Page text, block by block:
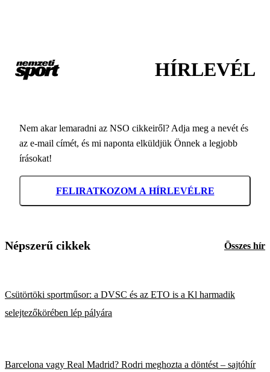
HÍRLEVÉL
Nem akar lemaradni az NSO cikkeiről? Adja meg a nevét és
az e-mail címét, és mi naponta elküldjük Önnek a legjobb
írásokat!
FELIRATKOZOM A HÍRLEVÉLRE
Népszerű cikkek Összes hír
Csütörtöki sportműsor: a DVSC és az ETO is a Kl harmadik
selejtezőkörében lép pályára
Barcelona vagy Real Madrid? Rodri meghozta a döntést – sajtóhír